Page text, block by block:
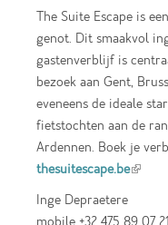
The Suite Escape is
genot. Dit smaakvol
gastenverblijf is
bezoek aan Gent,
eveneens de ideale
fietstochten aan de
Ardennen. Boek je
thesuitescape.be(link is
Inge Depraetere